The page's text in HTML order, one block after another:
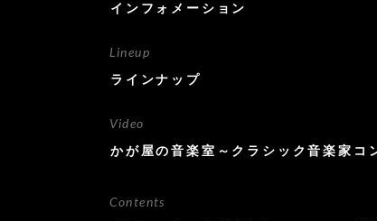
インフォメーション
Lineup
ラインナップ
Video
かが屋の音楽室～クラシック音楽家コ
Contents